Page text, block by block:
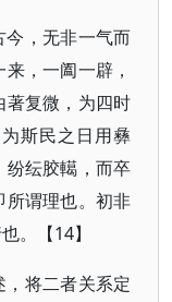
，无非一气而
，一阖一辟，
复微，为四时
斯民之日用彝
纭胶轕，而卒
谓理也。初非
。【14】
将二者关系定